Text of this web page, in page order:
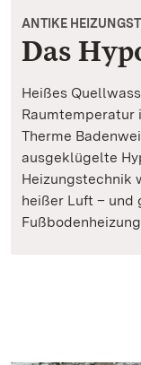
ANTIKE
Das
Heißes
Raumtemperatur
Therme
ausgeklügelte
Heizungstechnik
heißer Luft – und